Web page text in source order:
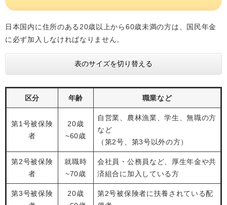
日本国内に住所のある20歳以上から60歳未満の方は、国民年金
に必ず加入しなければなりません。
表のサイズを切り替える
区分 年齢 職業など
第1号被保険
者
20歳
~60歳
自営業、農林漁業、学生、無職の方
など
（第2号、第3号以外の方）
第2号被保険
者
就職時
~70歳
会社員・公務員など、厚生年金や共
済組合に加入している方
第3号被保険
20歳
第2号被保険者に扶養されている配